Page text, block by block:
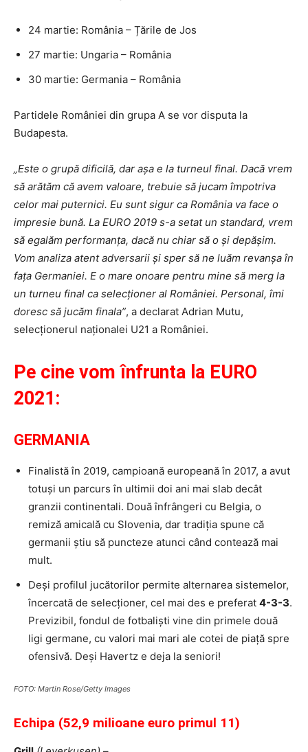
24 martie: România – Țările de Jos
27 martie: Ungaria – România
30 martie: Germania – România
Partidele României din grupa A se vor disputa la
Budapesta.
„Este o grupă dificilă, dar așa e la turneul final. Dacă vrem
să arătăm că avem valoare, trebuie să jucam împotriva
celor mai puternici. Eu sunt sigur ca România va face o
impresie bună. La EURO 2019 s-a setat un standard, vrem
să egalăm performanța, dacă nu chiar să o și depășim.
Vom analiza atent adversarii și sper să ne luăm revanșa în
fața Germaniei. E o mare onoare pentru mine să merg la
un turneu final ca selecționer al României. Personal, îmi
doresc să jucăm finala”, a declarat Adrian Mutu,
selecționerul naționalei U21 a României.
Pe cine vom înfrunta la EURO
2021:
GERMANIA
Finalistă în 2019, campioană europeană în 2017, a avut
totuși un parcurs în ultimii doi ani mai slab decât
granzii continentali. Două înfrângeri cu Belgia, o
remiză amicală cu Slovenia, dar tradiția spune că
germanii știu să puncteze atunci când contează mai
mult.
Deși profilul jucătorilor permite alternarea sistemelor,
încercată de selecționer, cel mai des e preferat 4-3-3.
Previzibil, fondul de fotbaliști vine din primele două
ligi germane, cu valori mai mari ale cotei de piață spre
ofensivă. Deși Havertz e deja la seniori!
FOTO: Martin Rose/Getty Images
Echipa (52,9 milioane euro primul 11)